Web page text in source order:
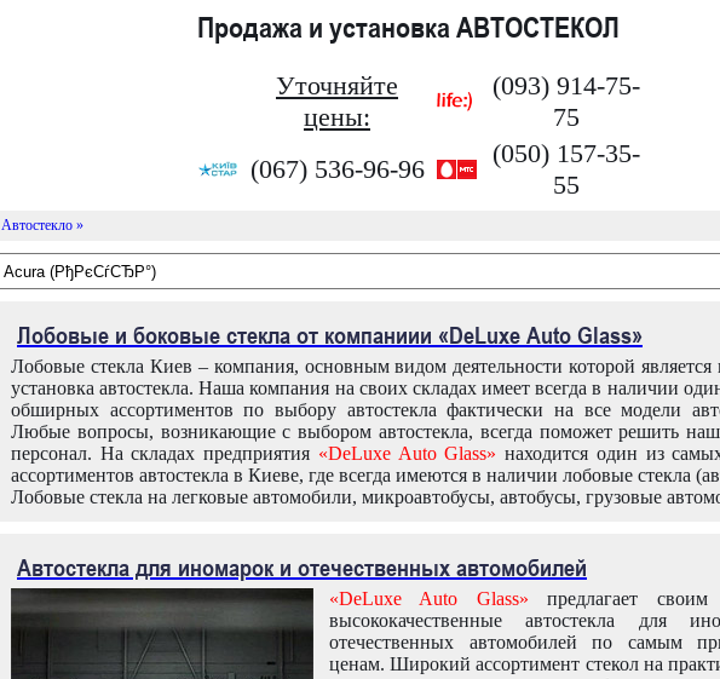
Продажа и установка АВТОСТЕКОЛ
Уточняйте
цены:
(093) 914-75-
75
(067) 536-96-96
(050) 157-35-
55
Автостекло »
Лобовые и боковые стекла от компаниии «DeLuxe Auto Glass»
Лобовые стекла Киев – компания, основным видом деятельности которой является
установка автостекла. Наша компания на своих складах имеет всегда в наличии
обширных ассортиментов по выбору автостекла фактически на все модели
Любые вопросы, возникающие с выбором автостекла, всегда поможет решить
персонал. На складах предприятия «DeLuxe Auto Glass» находится один из
ассортиментов автостекла в Киеве, где всегда имеются в наличии лобовые стекла
Лобовые стекла на легковые автомобили, микроавтобусы, автобусы, грузовые
Автостекла для иномарок и отечественных автомобилей
«DeLuxe Auto Glass» предлагает своим
высококачественные автостекла для
отечественных автомобилей по самым
ценам. Широкий ассортимент стекол на